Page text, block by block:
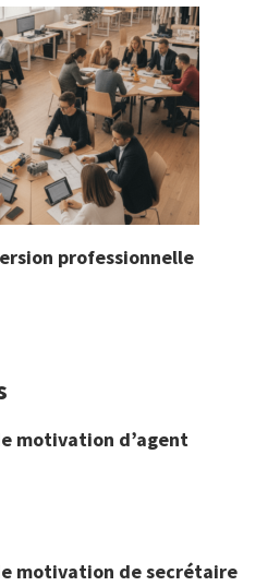
professionnelle
motivation d’agent
motivation de secrétaire